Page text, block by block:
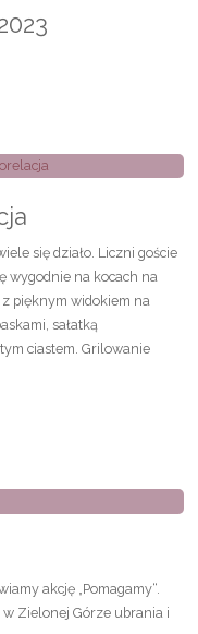
się działo. Liczni goście
wygodnie na kocach na
z pięknym widokiem na
sałatką
ciastem. Grilowanie
akcję „Pomagamy“.
Zielonej Górze ubrania i